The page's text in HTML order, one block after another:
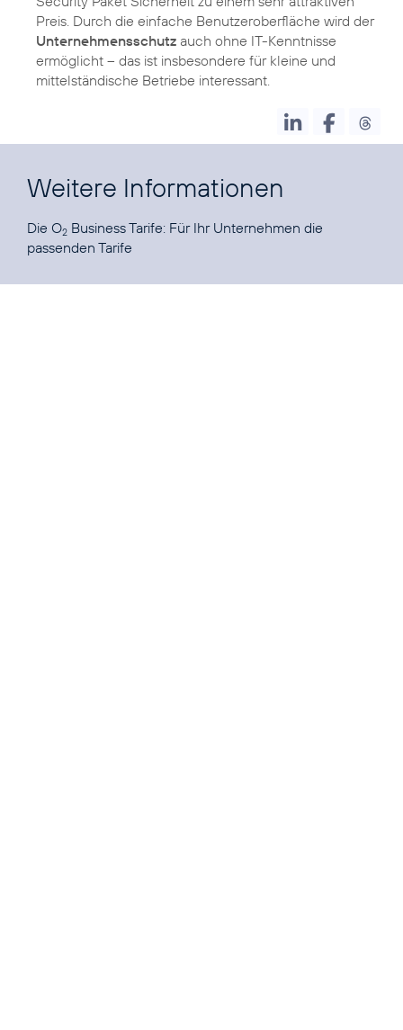
Preis. Durch die einfache Benutzeroberfläche wird der
Unternehmensschutz auch ohne IT-Kenntnisse
ermöglicht – das ist insbesondere für kleine und
mittelständische Betriebe interessant.
Weitere Informationen
Die O2 Business Tarife: Für Ihr Unternehmen die
passenden Tarife